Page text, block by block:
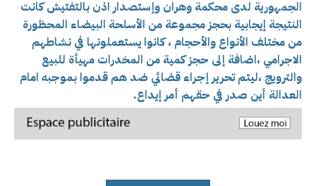
الجمهورية لدى محكمة وهران وإستصدار اذن بالتفتيش كانت
النتيجة إيجابية بحجز مجموعة من الأسلحة البيضاء المحظورة
من مختلف الأنواع والأحجام ، كانوا يستعملونها في نشاطهم
الاجرامي ،اضافة إلى حجز كمية من المخدرات مهيأة للبيع
والترويج ،ليتم تحرير إجراء قضائي ضد هم قدموا بموجبه امام
العدالة أين صدر في حقهم أمر إيداع.